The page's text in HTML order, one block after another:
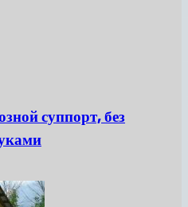
суппорт, без